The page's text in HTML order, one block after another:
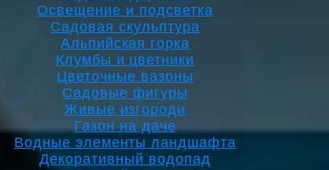
Освещение и подсветка
Садовая скульптура
Альпийская горка
Клумбы и цветники
Цветочные вазоны
Садовые фигуры
Живые изгороди
Газон на даче
Водные элементы ландшафта
Декоративный водопад